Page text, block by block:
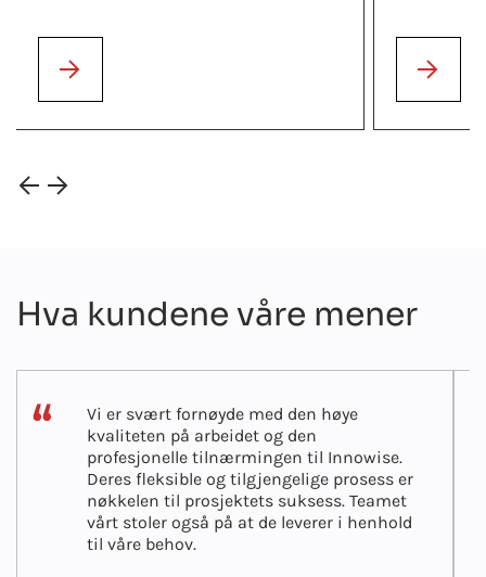
Hva kundene våre mener
Vi er svært fornøyde med den høye
kvaliteten på arbeidet og den
profesjonelle tilnærmingen til Innowise.
Deres fleksible og tilgjengelige prosess er
nøkkelen til prosjektets suksess. Teamet
vårt stoler også på at de leverer i henhold
til våre behov.